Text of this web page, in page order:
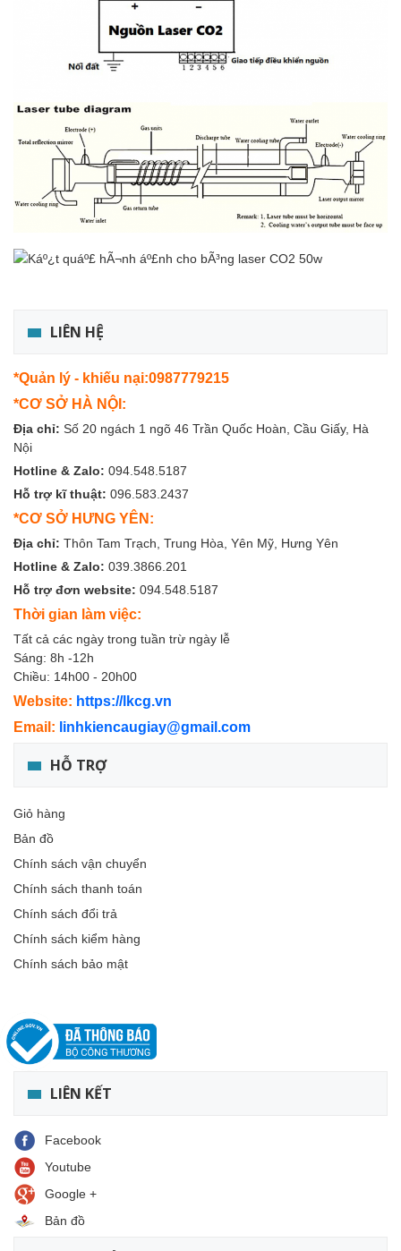
LIÊN HỆ
*Quản lý - khiếu nại:0987779215
*CƠ SỞ HÀ NỘI:
Địa chỉ: Số 20 ngách 1 ngõ 46 Trần Quốc Hoàn, Cầu Giấy, Hà
Nội
Hotline & Zalo: 094.548.5187
Hỗ trợ kĩ thuật: 096.583.2437
*CƠ SỞ HƯNG YÊN:
Địa chỉ: Thôn Tam Trạch, Trung Hòa, Yên Mỹ, Hưng Yên
Hotline & Zalo: 039.3866.201
Hỗ trợ đơn website: 094.548.5187
Thời gian làm việc:
Tất cả các ngày trong tuần trừ ngày lễ
Sáng: 8h -12h
Chiều: 14h00 - 20h00
Website: https://lkcg.vn
Email: linhkiencaugiay@gmail.com
HỖ TRỢ
Giỏ hàng
Bản đồ
Chính sách vận chuyển
Chính sách thanh toán
Chính sách đổi trả
Chính sách kiểm hàng
Chính sách bảo mật
LIÊN KẾT
Facebook
Youtube
Google +
Bản đồ